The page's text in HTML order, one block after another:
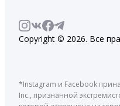
Copyright © 2026. Все
*Instagram и Facebook
Inc., признанной